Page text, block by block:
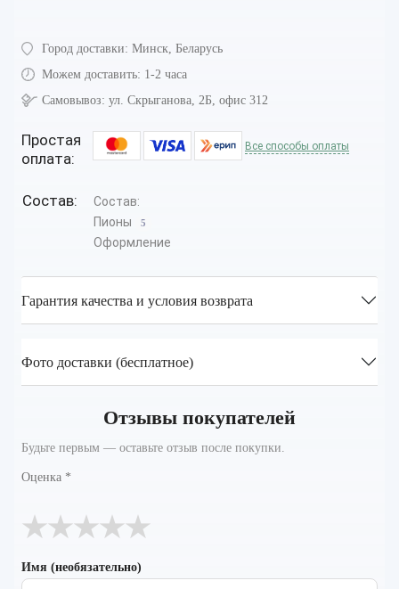
Город доставки: Минск, Беларусь
Можем доставить: 1-2 часа
Самовывоз: ул. Скрыганова, 2Б, офис 312
Простая
оплата:
Все способы оплаты
Состав:
Состав:
Пионы
5
Оформление
Гарантия качества и условия возврата
Фото доставки (бесплатное)
Отзывы покупателей
Будьте первым — оставьте отзыв после покупки.
Оценка *
★
★
★
★
★
Имя (необязательно)